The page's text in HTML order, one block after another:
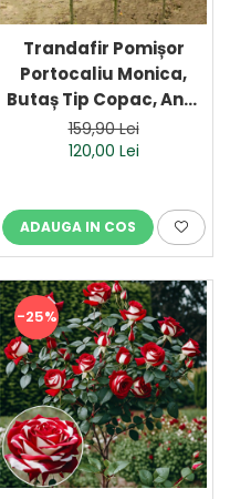
Trandafir Pomișor
Portocaliu Monica,
Butaș Tip Copac, Anul
2 (Ghiveci)
159,90 Lei
120,00 Lei
ADAUGA IN COS
-25%